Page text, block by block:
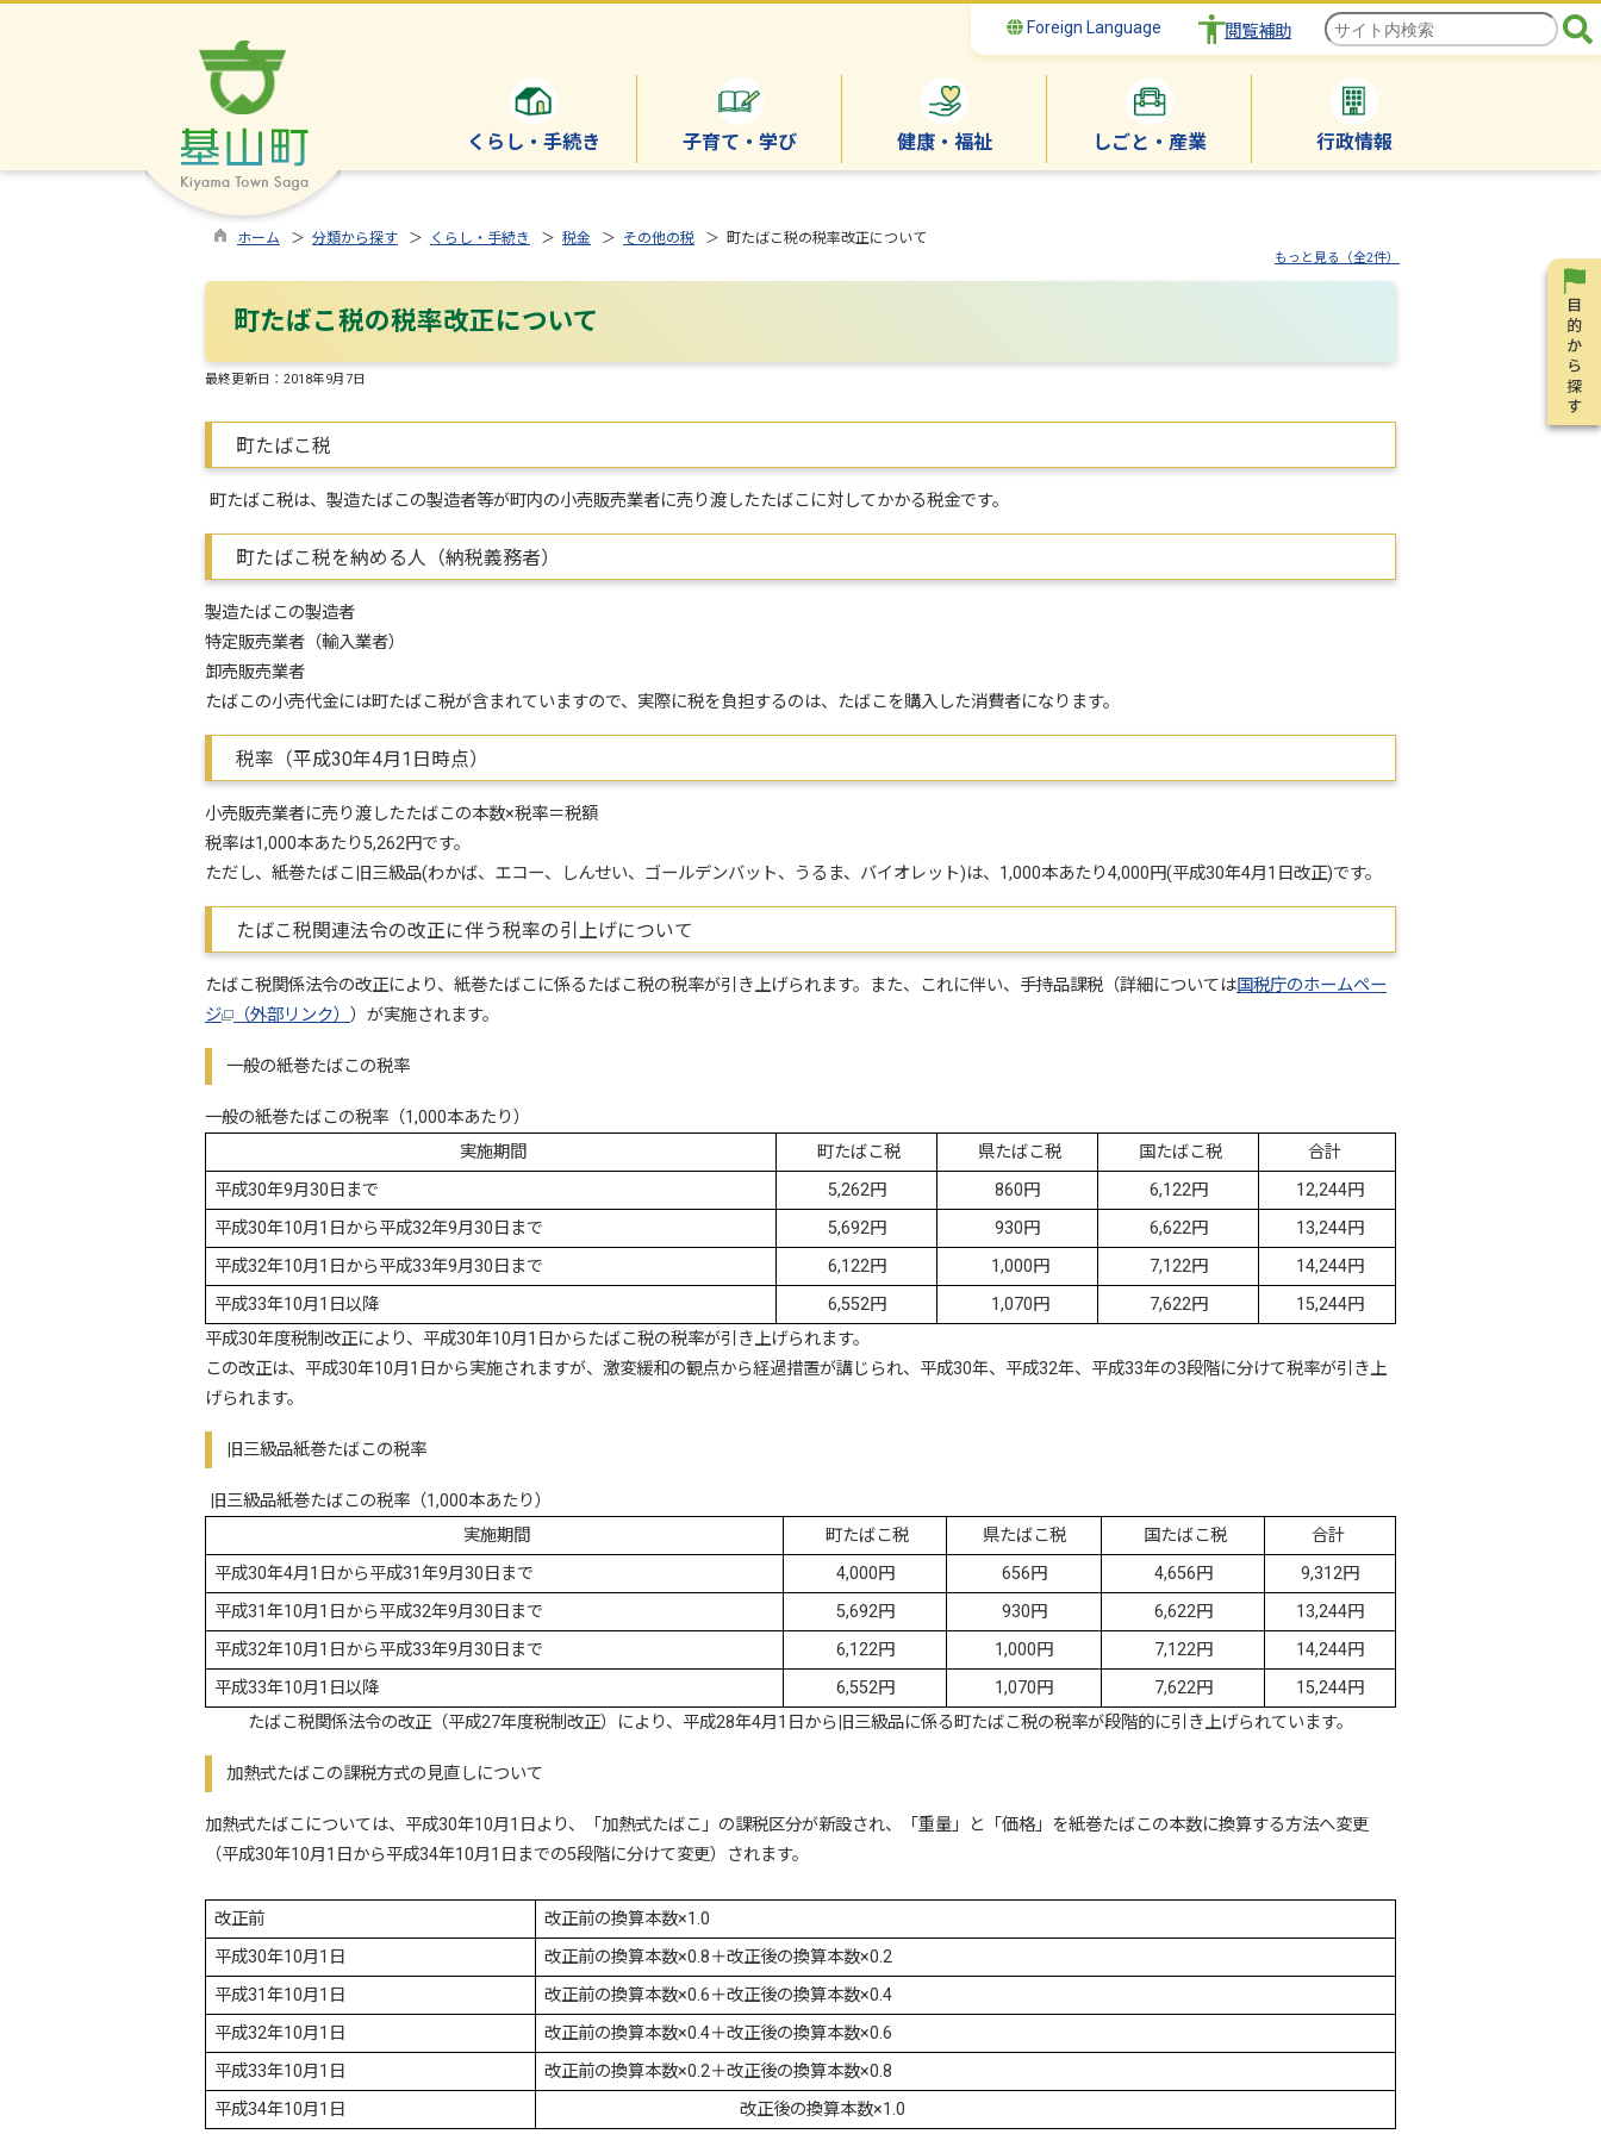
Foreign Language 閲覧補助
くらし・手続き 子育て・学び 健康・福祉 しごと・産業 行政情報
ホーム ＞ 分類から探す ＞ くらし・手続き ＞ 税金 ＞ その他の税 ＞ 町たばこ税の税率改正について
もっと見る（全2件）
町たばこ税の税率改正について
最終更新日： 2018年9月7日
町たばこ税
町たばこ税は、製造たばこの製造者等が町内の小売販売業者に売り渡したたばこに対してかかる税金です。
町たばこ税を納める人（納税義務者）
製造たばこの製造者
特定販売業者（輸入業者）
卸売販売業者
たばこの小売代金には町たばこ税が含まれていますので、実際に税を負担するのは、たばこを購入した消費者になります。
税率（平成30年4月1日時点）
小売販売業者に売り渡したたばこの本数×税率＝税額
税率は1,000本あたり5,262円です。
ただし、紙巻たばこ旧三級品(わかば、エコー、しんせい、ゴールデンバット、うるま、バイオレット)は、1,000本あたり4,000円(平成30年4月1日改正)です。
たばこ税関連法令の改正に伴う税率の引上げについて
たばこ税関係法令の改正により、紙巻たばこに係るたばこ税の税率が引き上げられます。また、これに伴い、手持品課税（詳細については国税庁のホームペー
ジ
（外部リンク） ）が実施されます。
一般の紙巻たばこの税率
一般の紙巻たばこの税率（1,000本あたり）
実施期間
町たばこ税 県たばこ税 国たばこ税
合計
平成30年9月30日まで
5,262円 860円 6,122円
12,244円
平成30年10月1日から平成32年9月30日まで
5,692円 930円 6,622円
13,244円
平成32年10月1日から平成33年9月30日まで
6,122円 1,000円 7,122円
14,244円
平成33年10月1日以降
6,552円 1,070円 7,622円
15,244円
平成30年度税制改正により、平成30年10月1日からたばこ税の税率が引き上げられます。
この改正は、平成30年10月1日から実施されますが、激変緩和の観点から経過措置が講じられ、平成30年、平成32年、平成33年の3段階に分けて税率が引き上
げられます。
旧三級品紙巻たばこの税率
旧三級品紙巻たばこの税率（1,000本あたり）
実施期間
町たばこ税 県たばこ税 国たばこ税
合計
平成30年4月1日から平成31年9月30日まで
4,000円 656円 4,656円
9,312円
平成31年10月1日から平成32年9月30日まで
5,692円 930円 6,622円
13,244円
平成32年10月1日から平成33年9月30日まで
6,122円 1,000円 7,122円
14,244円
平成33年10月1日以降
6,552円 1,070円 7,622円
15,244円
たばこ税関係法令の改正（平成27年度税制改正）により、平成28年4月1日から旧三級品に係る町たばこ税の税率が段階的に引き上げられています。
加熱式たばこの課税方式の見直しについて
加熱式たばこについては、平成30年10月1日より、「加熱式たばこ」の課税区分が新設され、「重量」と「価格」を紙巻たばこの本数に換算する方法へ変更
（平成30年10月1日から平成34年10月1日までの5段階に分けて変更）されます。
改正前
改正前の換算本数×1.0
平成30年10月1日
改正前の換算本数×0.8＋改正後の換算本数×0.2
平成31年10月1日
改正前の換算本数×0.6＋改正後の換算本数×0.4
平成32年10月1日
改正前の換算本数×0.4＋改正後の換算本数×0.6
平成33年10月1日
改正前の換算本数×0.2＋改正後の換算本数×0.8
平成34年10月1日
改正後の換算本数×1.0